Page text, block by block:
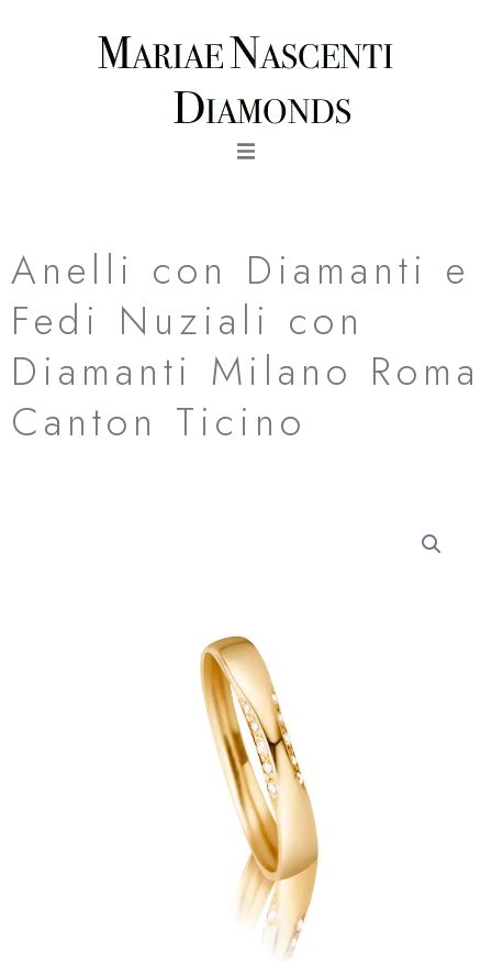
Anelli con Diamanti e
Fedi Nuziali con
Diamanti Milano Roma
Canton Ticino